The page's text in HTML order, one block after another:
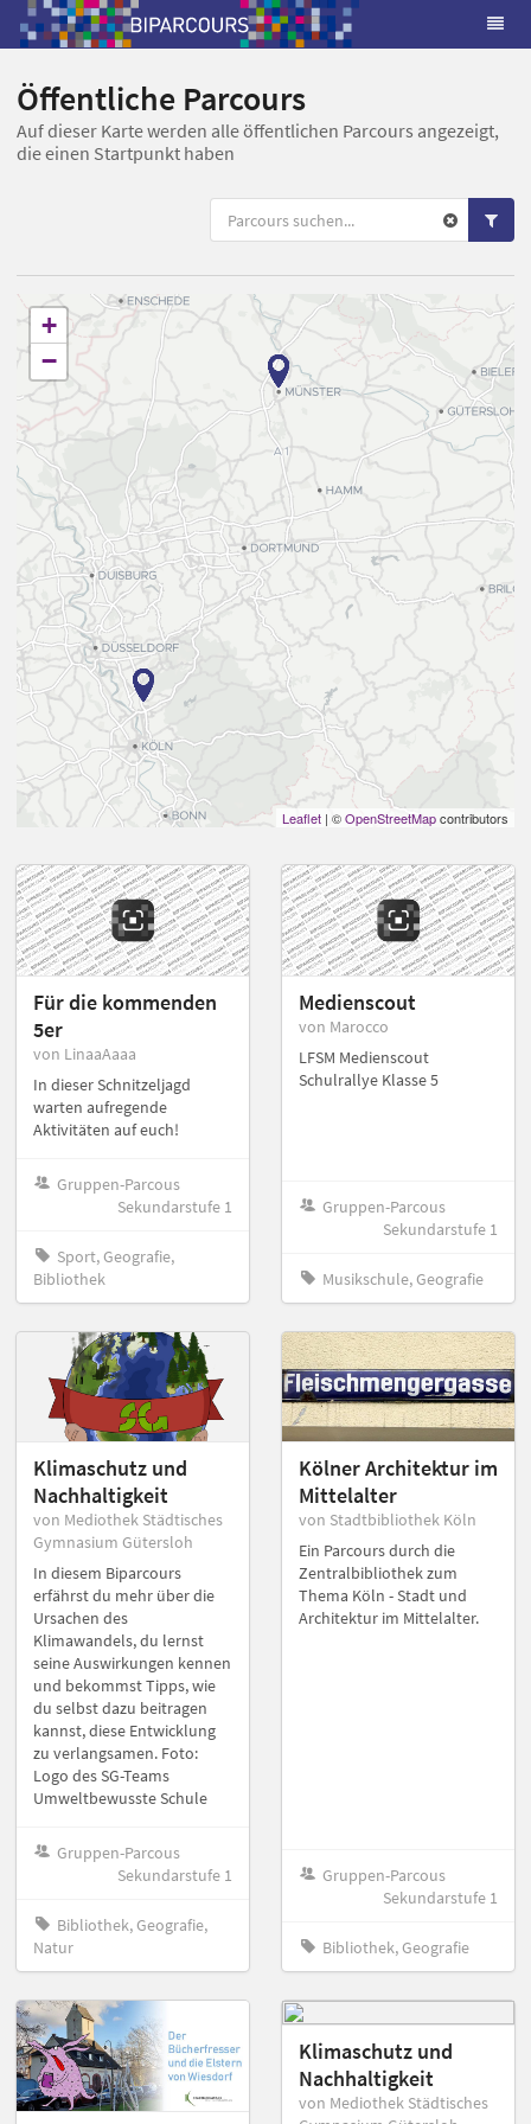
Öffentliche Parcours
Auf dieser Karte werden alle öffentlichen Parcours angezeigt,
die einen Startpunkt haben
+
−
Leaflet | ©OpenStreetMapcontributors
Für die kommenden
5er
von LinaaAaaa
In dieser Schnitzeljagd
warten aufregende
Aktivitäten auf euch!
Gruppen-Parcous
Sekundarstufe 1
Sport, Geografie,
Bibliothek
Medienscout
von Marocco
LFSM Medienscout
Schulrallye Klasse 5
Gruppen-Parcous
Sekundarstufe 1
Musikschule, Geografie
Klimaschutz und
Nachhaltigkeit
von Mediothek Städtisches
Gymnasium Gütersloh
In diesem Biparcours
erfährst du mehr über die
Ursachen des
Klimawandels, du lernst
seine Auswirkungen kennen
und bekommst Tipps, wie
du selbst dazu beitragen
kannst, diese Entwicklung
zu verlangsamen. Foto:
Logo des SG-Teams
Umweltbewusste Schule
Gruppen-Parcous
Sekundarstufe 1
Bibliothek, Geografie,
Natur
Kölner Architektur im
Mittelalter
von Stadtbibliothek Köln
Ein Parcours durch die
Zentralbibliothek zum
Thema Köln - Stadt und
Architektur im Mittelalter.
Gruppen-Parcous
Sekundarstufe 1
Bibliothek, Geografie
Klimaschutz und
Nachhaltigkeit
von Mediothek Städtisches